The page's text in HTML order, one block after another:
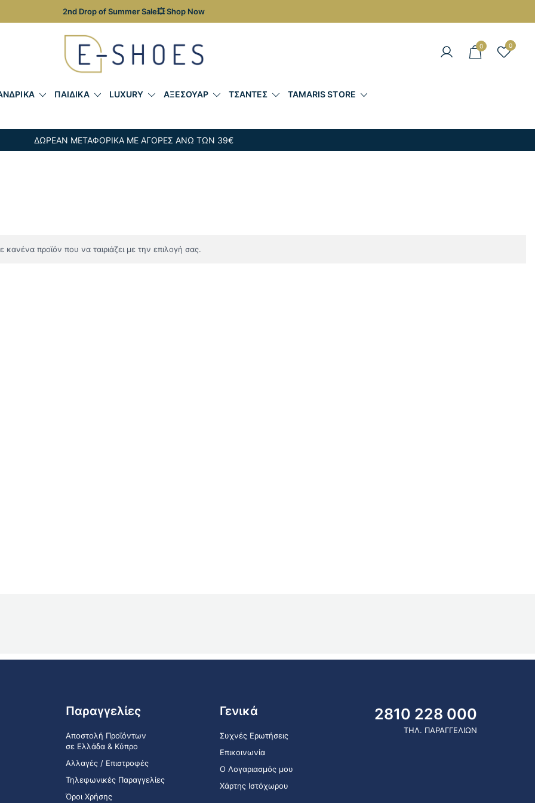
2nd Drop of Summer Sale💥 Shop Now
E-shoes
0 0
ΠΑΙΔΙΚΑ LUXURY ΑΞΕΣΟΥΑΡ ΤΣΑΝΤΕΣ TAMARIS STORE
ΔΩΡΕΑΝ ΜΕΤΑΦΟΡΙΚΑ ΜΕ ΑΓΟΡΕΣ ΑΝΩ ΤΩΝ 39€
κανένα προϊόν που να ταιριάζει με την επιλογή σας.
Παραγγελίες
Αποστολή Προϊόντων
σε Ελλάδα & Κύπρο
Αλλαγές / Επιστροφές
Τηλεφωνικές Παραγγελίες
Όροι Χρήσης
Γενικά
Συχνές Ερωτήσεις
Επικοινωνία
Ο Λογαριασμός μου
Χάρτης Ιστόχωρου
2810 228 000
ΤΗΛ. ΠΑΡΑΓΓΕΛΙΩΝ